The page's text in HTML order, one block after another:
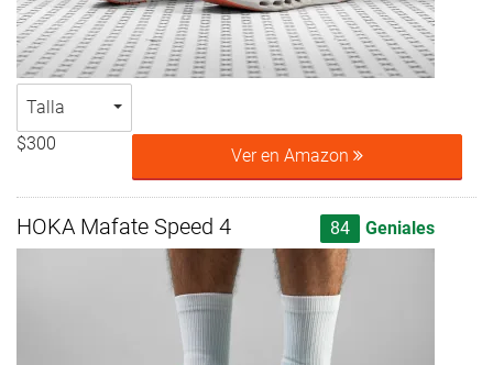
Talla
$300
Ver en Amazon
HOKA Mafate Speed 4 84 Geniales